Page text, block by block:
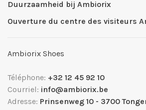
Duurzaamheid bij Ambiorix
Ouverture du centre des visiteurs
Ambiorix Shoes
Téléphone: +32 12 45 92 10
Courriel: info@ambiorix.be
Adresse: Prinsenweg 10 - 3700